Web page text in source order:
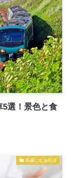
5選！景色と食
綺麗になる休日